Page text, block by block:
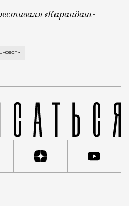
«Карандаш-
Старица в
фест»